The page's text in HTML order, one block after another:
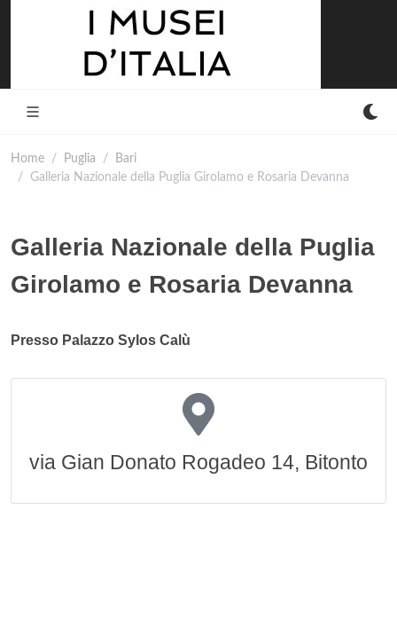
Home Puglia
Bari
Galleria Nazionale della Puglia Girolamo e Rosaria Devanna
Galleria Nazionale della Puglia
Girolamo e Rosaria Devanna
Presso Palazzo Sylos Calù
via Gian Donato Rogadeo 14, Bitonto